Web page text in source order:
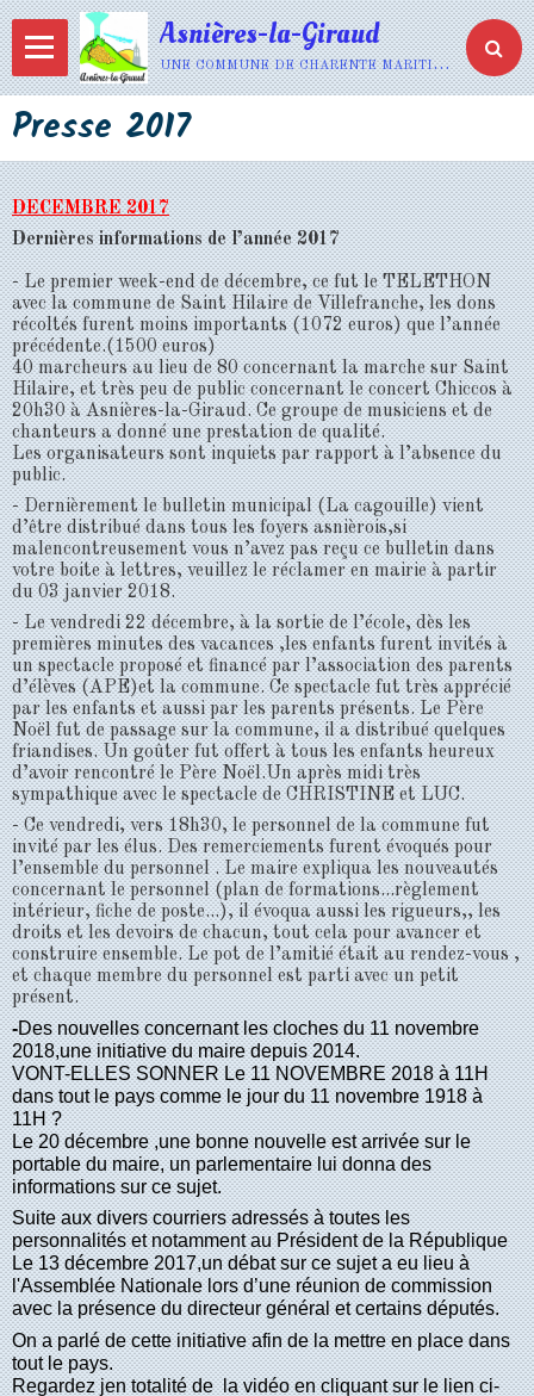
Asnières-la-Giraud
une commune de charente maritime
Presse 2017
DECEMBRE 2017
Dernières informations de l’année 2017
- Le premier week-end de décembre, ce fut le TELETHON
avec la commune de Saint Hilaire de Villefranche, les dons
récoltés furent moins importants (1072 euros) que l’année
précédente.(1500 euros)
40 marcheurs au lieu de 80 concernant la marche sur Saint
Hilaire, et très peu de public concernant le concert Chiccos à
20h30 à Asnières-la-Giraud. Ce groupe de musiciens et de
chanteurs a donné une prestation de qualité.
Les organisateurs sont inquiets par rapport à l’absence du
public.
- Dernièrement le bulletin municipal (La cagouille) vient
d’être distribué dans tous les foyers asnièrois,si
malencontreusement vous n’avez pas reçu ce bulletin dans
votre boite à lettres, veuillez le réclamer en mairie à partir
du 03 janvier 2018.
- Le vendredi 22 décembre, à la sortie de l’école, dès les
premières minutes des vacances ,les enfants furent invités à
un spectacle proposé et financé par l’association des parents
d’élèves (APE)et la commune. Ce spectacle fut très apprécié
par les enfants et aussi par les parents présents. Le Père
Noël fut de passage sur la commune, il a distribué quelques
friandises. Un goûter fut offert à tous les enfants heureux
d’avoir rencontré le Père Noël.Un après midi très
sympathique avec le spectacle de CHRISTINE et LUC.
- Ce vendredi, vers 18h30, le personnel de la commune fut
invité par les élus. Des remerciements furent évoqués pour
l’ensemble du personnel . Le maire expliqua les nouveautés
concernant le personnel (plan de formations...règlement
intérieur, fiche de poste...), il évoqua aussi les rigueurs,, les
droits et les devoirs de chacun, tout cela pour avancer et
construire ensemble. Le pot de l’amitié était au rendez-vous ,
et chaque membre du personnel est parti avec un petit
présent.
-Des nouvelles concernant les cloches du 11 novembre
2018,une initiative du maire depuis 2014.
VONT-ELLES SONNER Le 11 NOVEMBRE 2018 à 11H
dans tout le payscomme le jour du 11 novembre 1918 à
11H ?
Le 20 décembre ,une bonne nouvelleest arrivée sur le
portable du maire, un parlementaire lui donna des
informations sur ce sujet.
Suite aux divers courriers adressés à toutes les
personnalités et notammentauPrésident de la République
Le 13 décembre 2017,un débat sur ce sujeta eu lieu à
l'Assemblée Nationalelors d’une réunion de commission
avecla présence dudirecteur général etcertainsdéputés.
On a parlé de cetteinitiativeafin de la mettre en place dans
tout le pays.
Regardez jen totalitéde la vidéo en cliquant sur le lien ci-